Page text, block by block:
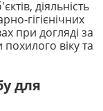
діяльність
гігієнічних
при догляді за
віку та
для